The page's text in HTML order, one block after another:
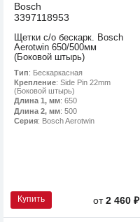
Bosch
3397118953
Щетки с/о бескарк. Bosch
Aerotwin 650/500мм
(Боковой штырь)
Тип: Бескаркасная
Крепление: Side Pin 22mm
(Боковой штырь)
Длина 1, мм: 650
Длина 2, мм: 500
Серия: Bosch Aerotwin
Купить от2 460 ₽